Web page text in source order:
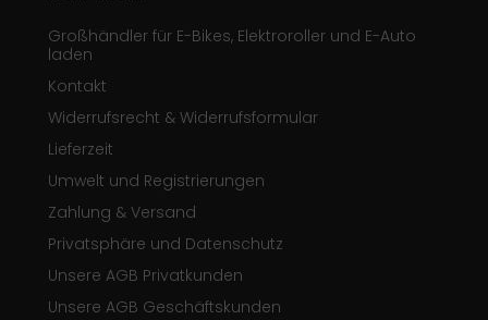
Großhändler für E-Bikes, Elektroroller und E-Auto
laden
Kontakt
Widerrufsrecht & Widerrufsformular
Lieferzeit
Umwelt und Registrierungen
Zahlung & Versand
Privatsphäre und Datenschutz
Unsere AGB Privatkunden
Unsere AGB Geschäftskunden